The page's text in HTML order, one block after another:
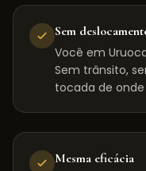
Sem
Você em
Sem trânsito,
tocada de
Mesma eficácia